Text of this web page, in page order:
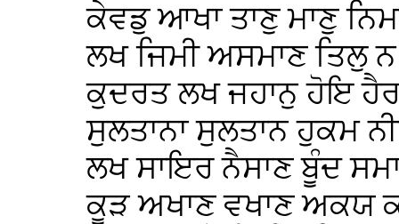
ਕੇਵਡੁ ਆਖਾ ਤਾਣੁ ਮਾਣੁ
ਲਖ ਜਿਮੀ ਅਸਮਾਣ ਤਿਲੁ
ਕੁਦਰਤ ਲਖ ਜਹਾਨੁ ਹੋਇ
ਸੁਲਤਾਨਾ ਸੁਲਤਾਨ ਹੁਕਮ
ਲਖ ਸਾਇਰ ਨੈਸਾਣ ਬੂੰਦ
ਕੂੜ ਅਖਾਣ ਵਖਾਣ ਅਕਯ